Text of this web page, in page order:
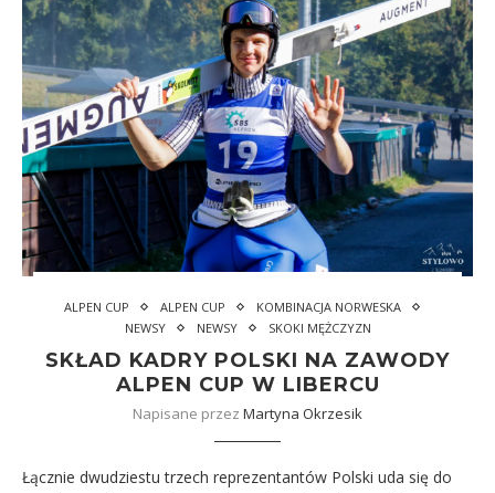
ALPEN CUP ALPEN CUP
KOMBINACJA NORWESKA
NEWSY
NEWSY SKOKI MĘŻCZYZN
SKŁAD KADRY POLSKI NA ZAWODY
ALPEN CUP W LIBERCU
Napisane przez Martyna Okrzesik
Łącznie dwudziestu trzech reprezentantów Polski uda się do